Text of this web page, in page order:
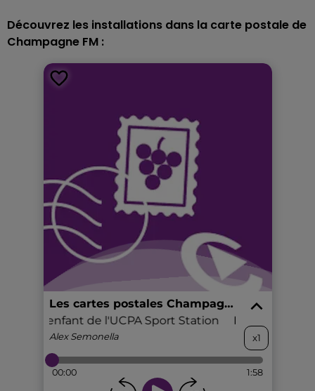
Découvrez les installations dans la carte postale de
Champagne FM :